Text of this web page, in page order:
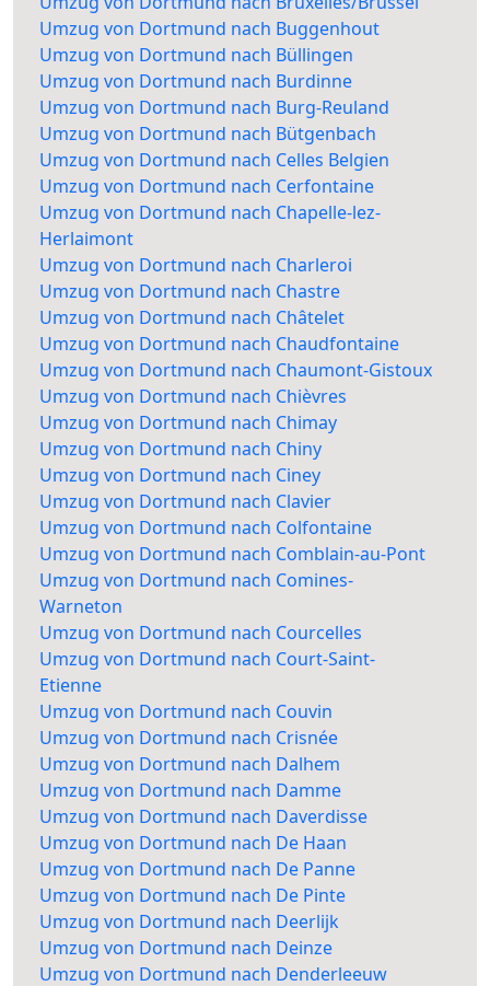
Umzug von Dortmund nach Buggenhout
Umzug von Dortmund nach Büllingen
Umzug von Dortmund nach Burdinne
Umzug von Dortmund nach Burg-Reuland
Umzug von Dortmund nach Bütgenbach
Umzug von Dortmund nach Celles Belgien
Umzug von Dortmund nach Cerfontaine
Umzug von Dortmund nach Chapelle-lez-
Herlaimont
Umzug von Dortmund nach Charleroi
Umzug von Dortmund nach Chastre
Umzug von Dortmund nach Châtelet
Umzug von Dortmund nach Chaudfontaine
Umzug von Dortmund nach Chaumont-Gistoux
Umzug von Dortmund nach Chièvres
Umzug von Dortmund nach Chimay
Umzug von Dortmund nach Chiny
Umzug von Dortmund nach Ciney
Umzug von Dortmund nach Clavier
Umzug von Dortmund nach Colfontaine
Umzug von Dortmund nach Comblain-au-Pont
Umzug von Dortmund nach Comines-
Warneton
Umzug von Dortmund nach Courcelles
Umzug von Dortmund nach Court-Saint-
Etienne
Umzug von Dortmund nach Couvin
Umzug von Dortmund nach Crisnée
Umzug von Dortmund nach Dalhem
Umzug von Dortmund nach Damme
Umzug von Dortmund nach Daverdisse
Umzug von Dortmund nach De Haan
Umzug von Dortmund nach De Panne
Umzug von Dortmund nach De Pinte
Umzug von Dortmund nach Deerlijk
Umzug von Dortmund nach Deinze
Umzug von Dortmund nach Denderleeuw